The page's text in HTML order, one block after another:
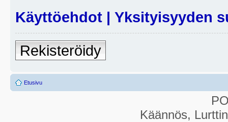
Käyttöehdot | Yksityisyyden
Rekisteröidy
Etusivu
Käännös,